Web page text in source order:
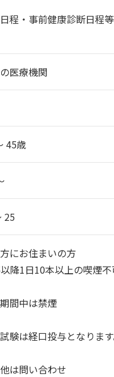
程・事前健康診断日程
医療機関
45歳
25
にお住まいの方
降1日10本以上の喫煙
間中は禁煙
験は経口投与となります
は問い合わせ